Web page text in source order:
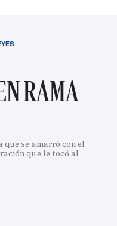
RAMA
que se amarró con el
que le tocó al